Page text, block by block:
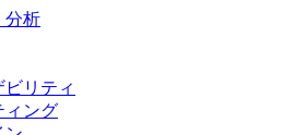
分析
リティ
ィング